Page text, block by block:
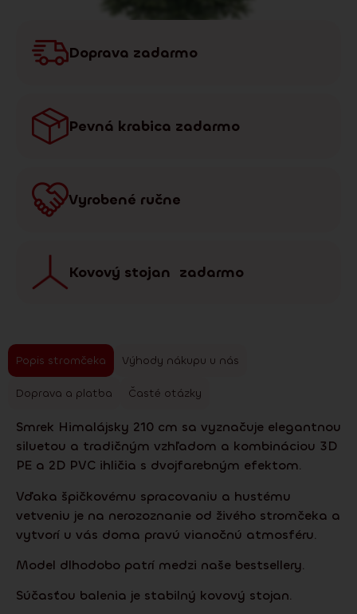
Doprava zadarmo
Pevná krabica zadarmo
Vyrobené ručne
Kovový stojan zadarmo
Popis stromčeka Výhody nákupu u nás
Doprava a platba Časté otázky
Smrek Himalájsky 210 cm sa vyznačuje elegantnou
siluetou a tradičným vzhľadom a kombináciou 3D
PE a 2D PVC ihličia s dvojfarebným efektom.
Vďaka špičkovému spracovaniu a hustému
vetveniu je na nerozoznanie od živého stromčeka a
vytvorí u vás doma pravú vianočnú atmosféru.
Model dlhodobo patrí medzi naše bestsellery.
Súčasťou balenia je stabilný kovový stojan.